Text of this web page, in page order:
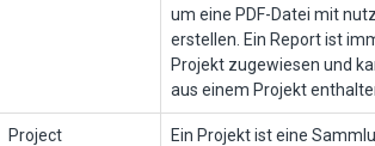
um eine PDF-Datei mit
erstellen. Ein Report ist
Projekt zugewiesen und
aus einem Projekt
Project
Ein Projekt ist eine